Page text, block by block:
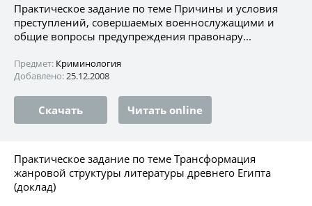
Практическое задание по теме Причины и условия
преступлений, совершаемых военнослужащими и
общие вопросы предупреждения правонару...
Предмет: Криминология
Добавлено:25.12.2008
Скачать Читать online
Практическое задание по теме Трансформация
жанровой структуры литературы древнего Египта
(доклад)